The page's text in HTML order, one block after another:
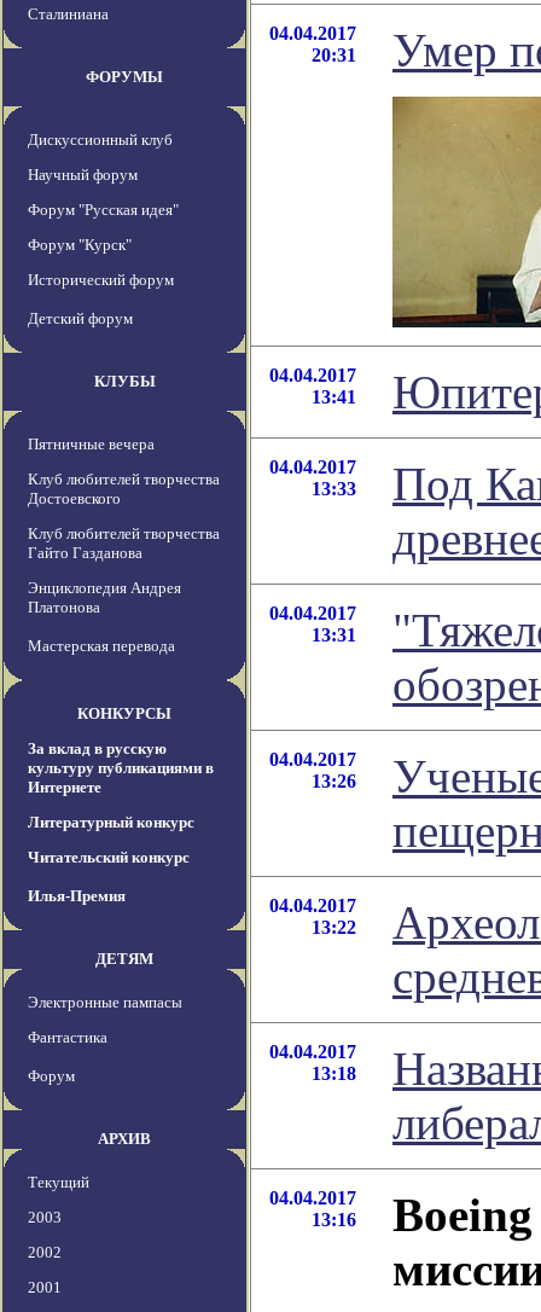
Сталиниана
ФОРУМЫ
Дискуссионный клуб
Научный форум
Форум "Русская идея"
Форум "Курск"
Исторический форум
Детский форум
КЛУБЫ
Пятничные вечера
Клуб любителей творчества
Достоевского
Клуб любителей творчества
Гайто Газданова
Энциклопедия Андрея
Платонова
Мастерская перевода
КОНКУРСЫ
За вклад в русскую
культуру публикациями в
Интернете
Литературный конкурс
Читательский конкурс
Илья-Премия
ДЕТЯМ
Электронные пампасы
Фантастика
Форум
АРХИВ
Текущий
2003
2002
2001
04.04.2017
20:31
Умер
04.04.2017
13:41
04.04.2017
13:33
Под
04.04.2017
13:31
04.04.2017
13:26
04.04.2017
13:22
04.04.2017
13:18
04.04.2017
13:16